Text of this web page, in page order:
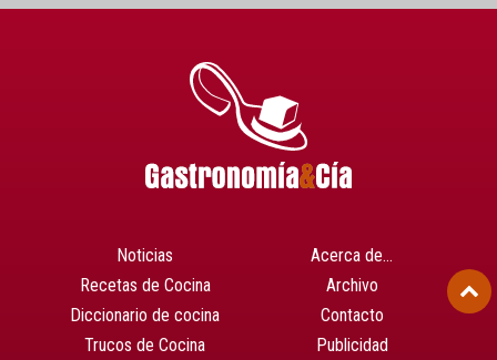
Noticias
Recetas de Cocina
Diccionario de cocina
Trucos de Cocina
Acerca de…
Archivo
Contacto
Publicidad